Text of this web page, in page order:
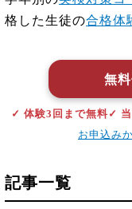
格した生徒の合格体
無
✓ 体験3回まで無料✓
お申込み
記事一覧